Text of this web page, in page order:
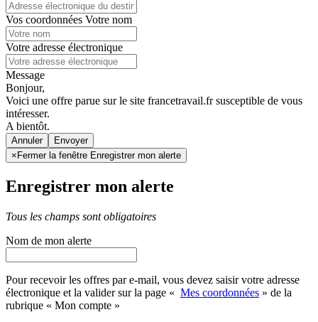
Vos coordonnées Votre nom
Votre adresse électronique
Message
Bonjour,
Voici une offre parue sur le site francetravail.fr susceptible de vous
intéresser.
A bientôt.
Annuler
× Fermer la fenêtre Enregistrer mon alerte
Enregistrer mon alerte
Tous les champs sont obligatoires
Nom de mon alerte
Pour recevoir les offres par e-mail, vous devez saisir votre adresse
électronique et la valider sur la page « Mes coordonnées » de la
rubrique « Mon compte »